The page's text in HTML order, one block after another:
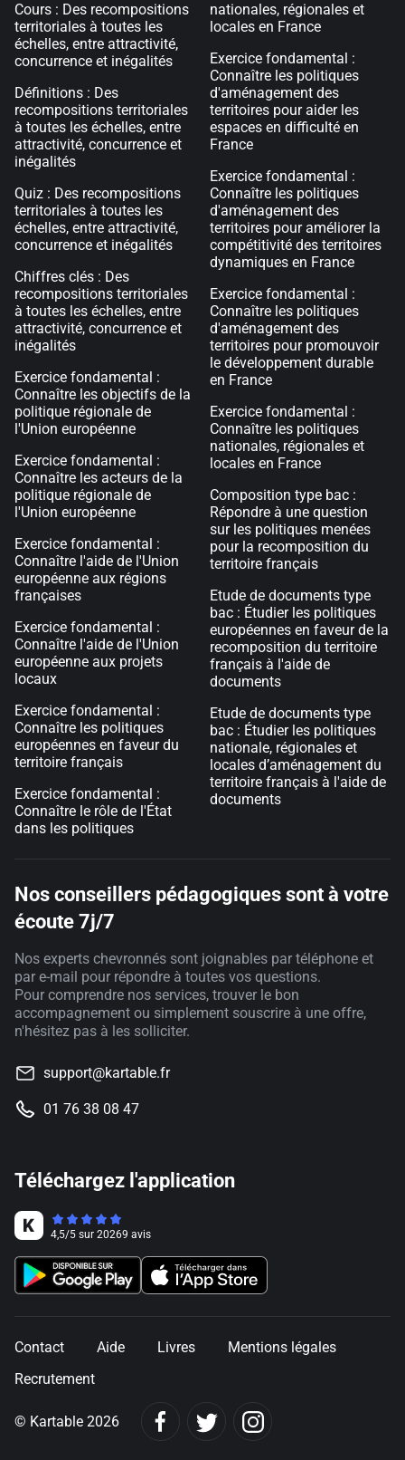
Cours : Des recompositions
territoriales à toutes les
échelles, entre attractivité,
concurrence et inégalités
Définitions : Des
recompositions territoriales
à toutes les échelles, entre
attractivité, concurrence et
inégalités
Quiz : Des recompositions
territoriales à toutes les
échelles, entre attractivité,
concurrence et inégalités
Chiffres clés : Des
recompositions territoriales
à toutes les échelles, entre
attractivité, concurrence et
inégalités
Exercice fondamental :
Connaître les objectifs de la
politique régionale de
l'Union européenne
Exercice fondamental :
Connaître les acteurs de la
politique régionale de
l'Union européenne
Exercice fondamental :
Connaître l'aide de l'Union
européenne aux régions
françaises
Exercice fondamental :
Connaître l'aide de l'Union
européenne aux projets
locaux
Exercice fondamental :
Connaître les politiques
européennes en faveur du
territoire français
Exercice fondamental :
Connaître le rôle de l'État
dans les politiques
nationales, régionales et
locales en France
Exercice fondamental :
Connaître les politiques
d'aménagement des
territoires pour aider les
espaces en difficulté en
France
Exercice fondamental :
Connaître les politiques
d'aménagement des
territoires pour améliorer la
compétitivité des territoires
dynamiques en France
Exercice fondamental :
Connaître les politiques
d'aménagement des
territoires pour promouvoir
le développement durable
en France
Exercice fondamental :
Connaître les politiques
nationales, régionales et
locales en France
Composition type bac :
Répondre à une question
sur les politiques menées
pour la recomposition du
territoire français
Etude de documents type
bac : Étudier les politiques
européennes en faveur de la
recomposition du territoire
français à l'aide de
documents
Etude de documents type
bac : Étudier les politiques
nationale, régionales et
locales d’aménagement du
territoire français à l'aide de
documents
Nos conseillers pédagogiques sont à votre
écoute 7j/7
Nos experts chevronnés sont joignables par téléphone et
par e-mail pour répondre à toutes vos questions.
Pour comprendre nos services, trouver le bon
accompagnement ou simplement souscrire à une offre,
n'hésitez pas à les solliciter.
support@kartable.fr
01 76 38 08 47
Téléchargez l'application
4,5/5 sur 20269 avis
Contact Aide Livres
Mentions légales
Recrutement
© Kartable 2026